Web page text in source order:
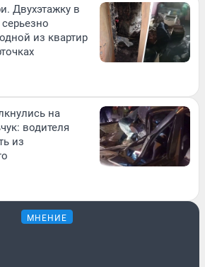
Двухэтажку в
из квартир
на
водителя
из
МНЕНИЕ